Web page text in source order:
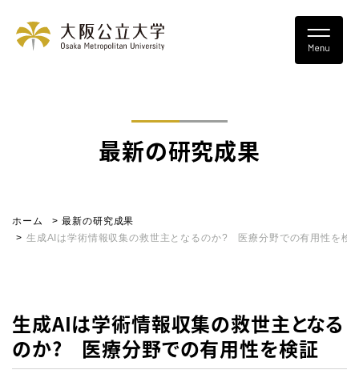
最新の研究成果
ホーム
最新の研究成果
生成AIは学術情報収集の救世主となるのか? 医療分野での有用性を検
生成AIは学術情報収集の救世主となる
のか? 医療分野での有用性を検証